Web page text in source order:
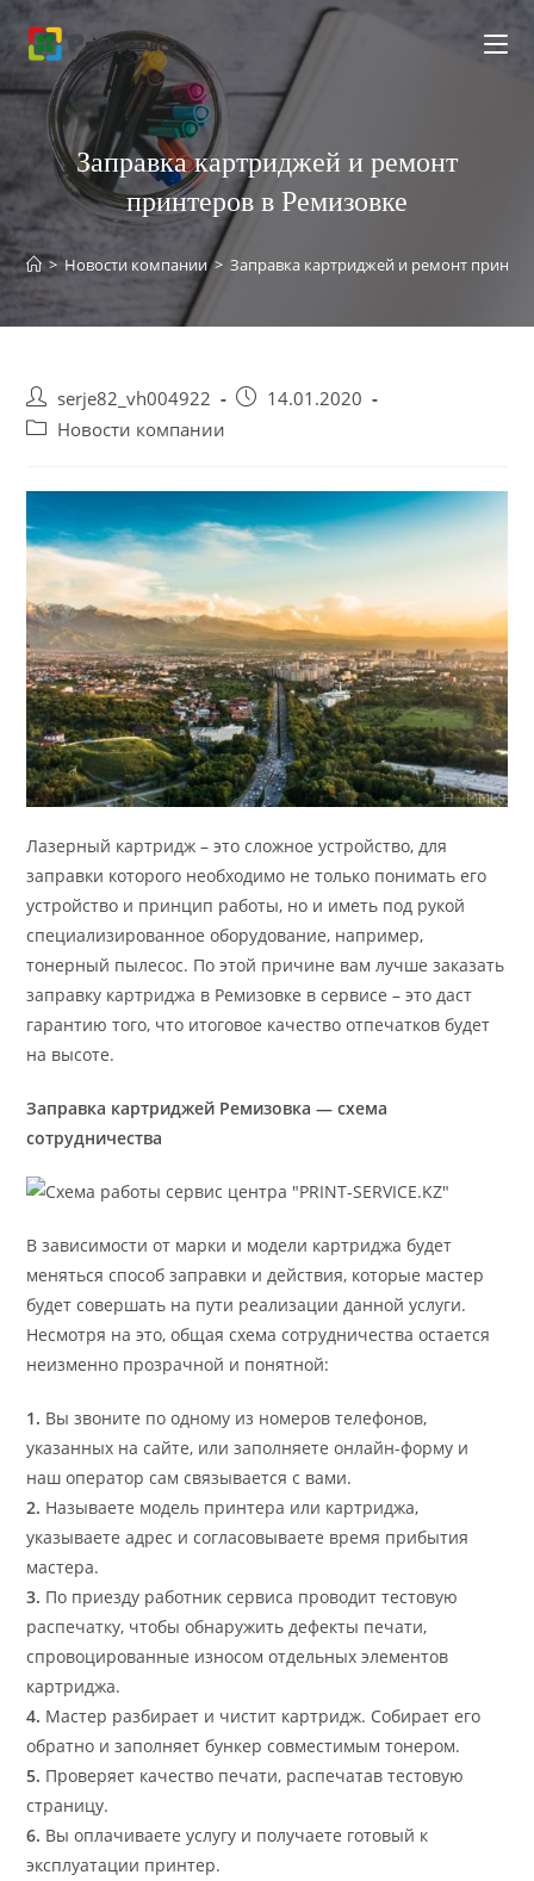
Перейти
содержимому
Заправка картриджей и ремонт
принтеров в Ремизовке
> Новости компании > Заправка картриджей и ремонт
Post
author:
serje82_vh004922
Запись14.01.2020
PostНовости компании
Лазерный картридж – это сложное устройство, для
заправки которого необходимо не только понимать его
устройство и принцип работы, но и иметь под рукой
специализированное оборудование, например,
тонерный пылесос. По этой причине вам лучше заказать
заправку картриджа в Ремизовке в сервисе – это даст
гарантию того, что итоговое качество отпечатков будет
на высоте.
Заправка картриджей Ремизовка — схема
сотрудничества
В зависимости от марки и модели картриджа будет
меняться способ заправки и действия, которые мастер
будет совершать на пути реализации данной услуги.
Несмотря на это, общая схема сотрудничества остается
неизменно прозрачной и понятной:
1. Вы звоните по одному из номеров телефонов,
указанных на сайте, или заполняете онлайн-форму и
наш оператор сам связывается с вами.
2. Называете модель принтера или картриджа,
указываете адрес и согласовываете время прибытия
мастера.
3. По приезду работник сервиса проводит тестовую
распечатку, чтобы обнаружить дефекты печати,
спровоцированные износом отдельных элементов
картриджа.
4. Мастер разбирает и чистит картридж. Собирает его
обратно и заполняет бункер совместимым тонером.
5. Проверяет качество печати, распечатав тестовую
страницу.
6. Вы оплачиваете услугу и получаете готовый к
эксплуатации принтер.